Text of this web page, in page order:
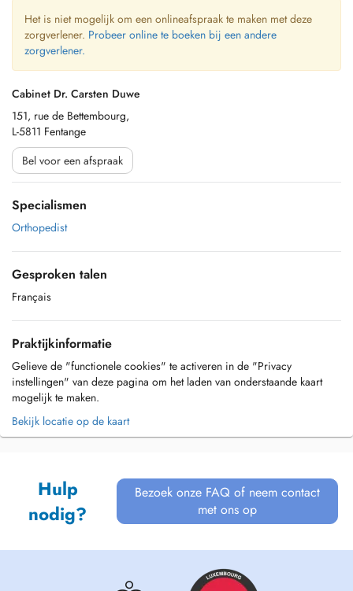
Het is niet mogelijk om een onlineafspraak te maken met deze
zorgverlener. Probeer online te boeken bij een andere
zorgverlener.
Cabinet Dr. Carsten Duwe
151, rue de Bettembourg,
L-5811 Fentange
Bel voor een afspraak
Specialismen
Orthopedist
Gesproken talen
Français
Praktijkinformatie
Gelieve de "functionele cookies" te activeren in de "Privacy
instellingen" van deze pagina om het laden van onderstaande kaart
mogelijk te maken.
Bekijk locatie op de kaart
Hulp
nodig?
Bezoek onze FAQ of neem contact
met ons op